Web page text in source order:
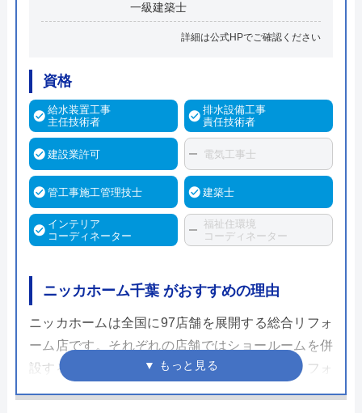
一級建築士
詳細は公式HPでご確認ください
資格
給水装置工事
主任技術者
排水設備工事
責任技術者
建設業許可 電気工事士
管工事施工管理技士 建築士
インテリア
コーディネーター
福祉住環境
コーディネーター
ニッカホーム千葉 がおすすめの理由
ニッカホームは全国に97店舗を展開する総合リフォ
ーム店です。それぞれの店舗ではショールームを併
設することで商品を見ながらプロと相談してリフォ
ームプランを立てることができます。千葉市にある